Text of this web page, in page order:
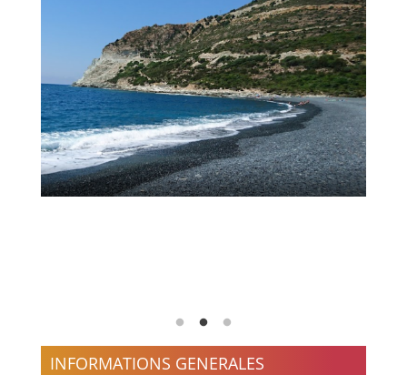
INFORMATIONS GENERALES